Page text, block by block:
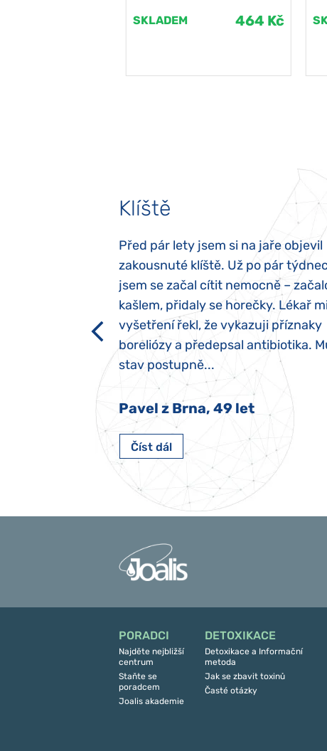
SKLADEM 464 Kč
Klíště
Před pár lety jsem si na jaře objevil
zakousnuté klíště. Už po pár
jsem se začal cítit nemocně –
kašlem, přidaly se horečky. Lékař
vyšetření řekl, že vykazuji příznaky
boreliózy a předepsal antibiotika.
stav postupně...
Pavel z Brna, 49 let
Číst dál
PORADCI
Najděte nejbližší
centrum
Staňte se
poradcem
Joalis akademie
DETOXIKACE
Detoxikace a Informační
metoda
Jak se zbavit toxinů
Časté otázky